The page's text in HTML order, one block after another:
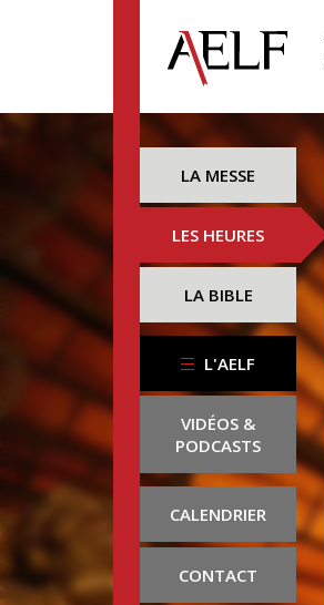
LA MESSE
LES HEURES
LA BIBLE
L'AELF
VIDÉOS &
PODCASTS
CALENDRIER
CONTACT